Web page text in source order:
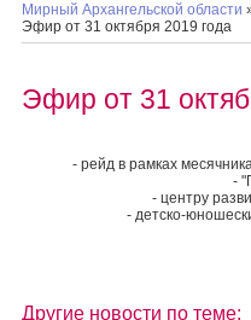
Мирный Архангельской области
Эфир от 31 октября 2019 года
Эфир от 31
- рейд в рамках
-
- центру
- детско-
Другие новости по теме: